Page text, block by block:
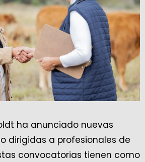
ha anunciado nuevas
dirigidas a profesionales de
convocatorias tienen como